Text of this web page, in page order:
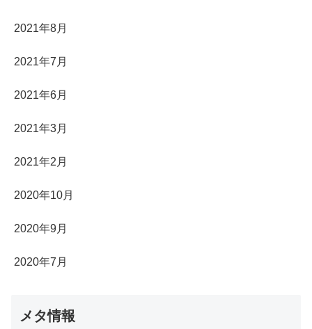
2021年8月
2021年7月
2021年6月
2021年3月
2021年2月
2020年10月
2020年9月
2020年7月
メタ情報